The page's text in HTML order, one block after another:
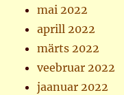
mai 2022
aprill 2022
märts 2022
veebruar 2022
jaanuar 2022